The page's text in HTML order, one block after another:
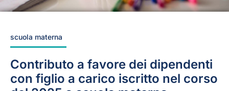
scuola materna
Contributo a favore dei dipendenti
con figlio a carico iscritto nel corso